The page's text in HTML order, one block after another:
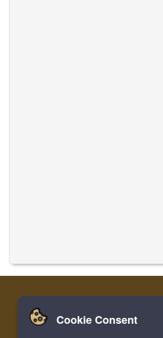
Zuhause Einloggen
Cookie Consent